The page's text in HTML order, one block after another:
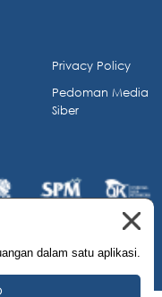
dalam satu aplikasi.
Privacy Policy
Pedoman Media
Siber
Reserved.